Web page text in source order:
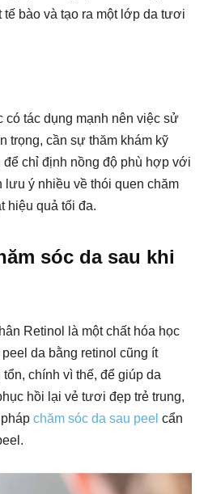
tế bào và tạo ra một lớp da tươi
có tác dụng mạnh nên việc sử
trọng, cần sự thăm khám kỹ
để chỉ định nồng độ phù hợp với
lưu ý nhiều về thói quen chăm
hiệu quả tối đa.
sóc da sau khi
Retinol là một chất hóa học
da bằng retinol cũng ít
chính vì thế, để giúp da
hồi lại vẻ tươi đẹp trẻ trung,
chăm sóc da sau peel cẩn